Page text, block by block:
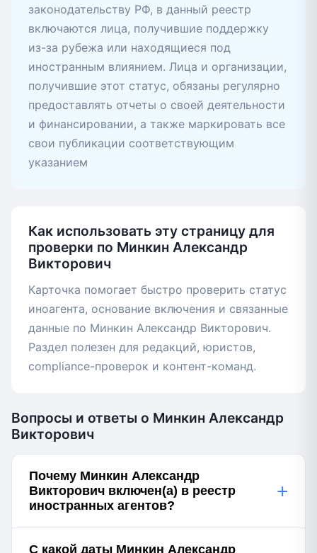
законодательству РФ, в данный реестр
включаются лица, получившие поддержку
из-за рубежа или находящиеся под
иностранным влиянием. Лица и организации,
получившие этот статус, обязаны регулярно
предоставлять отчеты о своей деятельности
и финансировании, а также маркировать все
свои публикации соответствующим
указанием
Как использовать эту страницу для
проверки по Минкин Александр
Викторович
Карточка помогает быстро проверить статус
иноагента, основание включения и связанные
данные по Минкин Александр Викторович.
Раздел полезен для редакций, юристов,
compliance-проверок и контент-команд.
Вопросы и ответы о Минкин Александр
Викторович
Почему Минкин Александр
Викторович включен(а) в реестр
иностранных агентов?
+
С какой даты Минкин Александр